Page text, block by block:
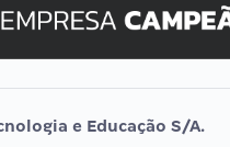
Selecon
Uniase
Vunesp
e Educação S/A.